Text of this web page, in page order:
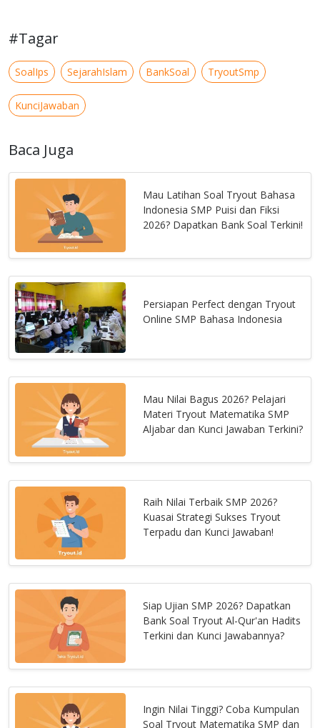
#Tagar
SoalIps SejarahIslam BankSoal TryoutSmp
KunciJawaban
Baca Juga
Mau Latihan Soal Tryout Bahasa
Indonesia SMP Puisi dan Fiksi
2026? Dapatkan Bank Soal Terkini!
Persiapan Perfect dengan Tryout
Online SMP Bahasa Indonesia
Mau Nilai Bagus 2026? Pelajari
Materi Tryout Matematika SMP
Aljabar dan Kunci Jawaban Terkini?
Raih Nilai Terbaik SMP 2026?
Kuasai Strategi Sukses Tryout
Terpadu dan Kunci Jawaban!
Siap Ujian SMP 2026? Dapatkan
Bank Soal Tryout Al-Qur'an Hadits
Terkini dan Kunci Jawabannya?
Ingin Nilai Tinggi? Coba Kumpulan
Soal Tryout Matematika SMP dan